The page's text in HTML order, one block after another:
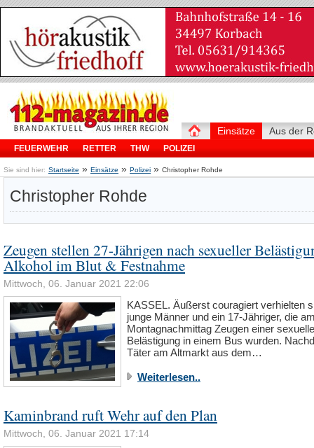
Einsätze
FEUERWEHR RETTER THW POLIZEI
Aus der
Sie sind hier: Startseite » Einsätze » Polizei » Christopher Rohde
Christopher Rohde
Zeugen stellen 27-Jährigen nach sexueller
Alkohol im Blut & Festnahme
Mittwoch, 06. Januar 2021 22:06
KASSEL. Äußerst couragiert verhielten
junge Männer und ein 17-Jähriger, die
Montagnachmittag Zeugen einer
Belästigung in einem Bus wurden.
Täter am Altmarkt aus dem…
Weiterlesen..
Kaminbrand ruft Wehr auf den Plan
Mittwoch, 06. Januar 2021 17:14